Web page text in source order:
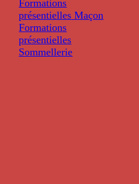
Formations
présentielles Maçon
Formations
présentielles
Sommellerie